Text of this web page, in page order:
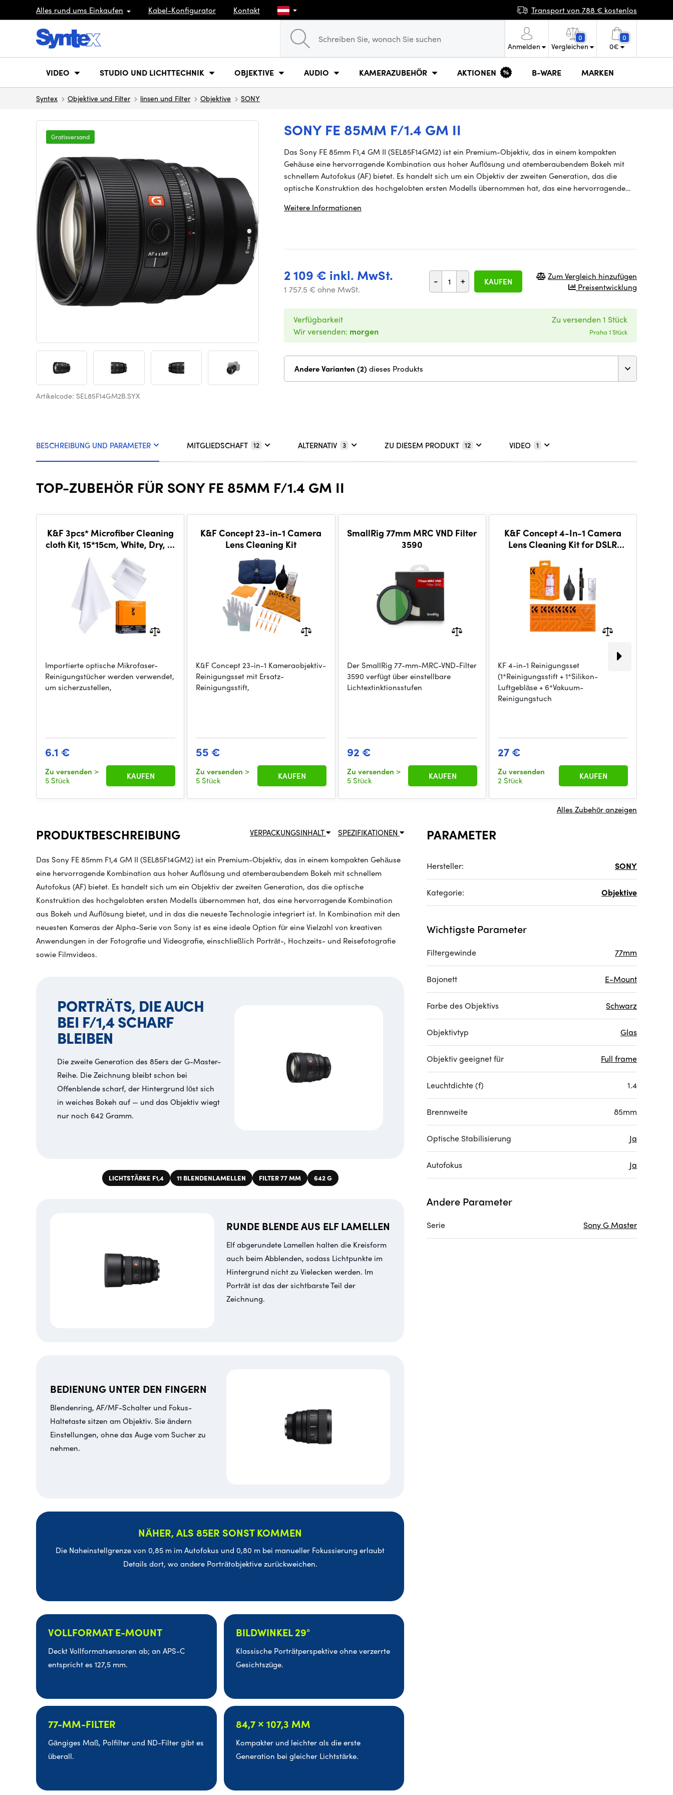
Alles rund ums Einkaufen Kabel-Konfigurator Kontakt Transport von 788 € kostenlos
Anmelden
0
Vergleichen
0
0€
VIDEO STUDIO UND LICHTTECHNIK OBJEKTIVE AUDIO KAMERAZUBEHÖR AKTIONEN B-WARE MARKEN
Syntex Objektive und Filter linsen und Filter Objektive SONY
SONY FE 85MM F/1.4 GM II
Gratisversand
Artikelcode: SEL85F14GM2B.SYX
Das Sony FE 85mm F1,4 GM II (SEL85F14GM2) ist ein Premium-Objektiv, das in einem kompakten
Gehäuse eine hervorragende Kombination aus hoher Auflösung und atemberaubendem Bokeh mit
schnellem Autofokus (AF) bietet. Es handelt sich um ein Objektiv der zweiten Generation, das die
optische Konstruktion des hochgelobten ersten Modells übernommen hat, das eine hervorragende…
Weitere Informationen
2 109 € inkl. MwSt.
1 757.5 € ohne MwSt.
- + KAUFEN
Zum Vergleich hinzufügen
Preisentwicklung
Verfügbarkeit
Wir versenden: morgen
Zu versenden 1 Stück
Praha 1 Stück
Andere Varianten (2) dieses Produkts
BESCHREIBUNG UND PARAMETER MITGLIEDSCHAFT 12 ALTERNATIV 3 ZU DIESEM PRODUKT 12 VIDEO 1
TOP-ZUBEHÖR FÜR SONY FE 85MM F/1.4 GM II
K&F 3pcs* Microfiber Cleaning
cloth Kit, 15*15cm, White, Dry, in
vacuum
Importierte optische Mikrofaser-
Reinigungstücher werden verwendet,
um sicherzustellen,
6.1 €
Zu versenden >
5 Stück
KAUFEN
K&F Concept 23-in-1 Camera
Lens Cleaning Kit
K&F Concept 23-in-1 Kameraobjektiv-
Reinigungsset mit Ersatz-
Reinigungsstift,
55 €
Zu versenden >
5 Stück
KAUFEN
SmallRig 77mm MRC VND Filter
3590
Der SmallRig 77-mm-MRC-VND-Filter
3590 verfügt über einstellbare
Lichtextinktionsstufen
92 €
Zu versenden >
5 Stück
KAUFEN
K&F Concept 4-In-1 Camera
Lens Cleaning Kit for DSLR
KF 4-in-1 Reinigungsset
(1*Reinigungsstift + 1*Silikon-
Luftgebläse + 6*Vakuum-
Reinigungstuch
27 €
Zu versenden
2 Stück
KAUFEN
Alles Zubehör anzeigen
SPEZIFIKATIONEN
VERPACKUNGSINHALT
PRODUKTBESCHREIBUNG
Das Sony FE 85mm F1,4 GM II (SEL85F14GM2) ist ein Premium-Objektiv, das in einem kompakten Gehäuse
eine hervorragende Kombination aus hoher Auflösung und atemberaubendem Bokeh mit schnellem
Autofokus (AF) bietet. Es handelt sich um ein Objektiv der zweiten Generation, das die optische
Konstruktion des hochgelobten ersten Modells übernommen hat, das eine hervorragende Kombination
aus Bokeh und Auflösung bietet, und in das die neueste Technologie integriert ist. In Kombination mit den
neuesten Kameras der Alpha-Serie von Sony ist es eine ideale Option für eine Vielzahl von kreativen
Anwendungen in der Fotografie und Videografie, einschließlich Porträt-, Hochzeits- und Reisefotografie
sowie Filmvideos.
PORTRÄTS, DIE AUCH
BEI F/1,4 SCHARF
BLEIBEN
Die zweite Generation des 85ers der G-Master-
Reihe. Die Zeichnung bleibt schon bei
Offenblende scharf, der Hintergrund löst sich
in weiches Bokeh auf — und das Objektiv wiegt
nur noch 642 Gramm.
LICHTSTÄRKE F1,4 11 BLENDENLAMELLEN FILTER 77 MM 642 G
RUNDE BLENDE AUS ELF LAMELLEN
Elf abgerundete Lamellen halten die Kreisform
auch beim Abblenden, sodass Lichtpunkte im
Hintergrund nicht zu Vielecken werden. Im
Porträt ist das der sichtbarste Teil der
Zeichnung.
BEDIENUNG UNTER DEN FINGERN
Blendenring, AF/MF-Schalter und Fokus-
Haltetaste sitzen am Objektiv. Sie ändern
Einstellungen, ohne das Auge vom Sucher zu
nehmen.
NÄHER, ALS 85ER SONST KOMMEN
Die Naheinstellgrenze von 0,85 m im Autofokus und 0,80 m bei manueller Fokussierung erlaubt
Details dort, wo andere Porträtobjektive zurückweichen.
VOLLFORMAT E-MOUNT
Deckt Vollformatsensoren ab; an APS-C
entspricht es 127,5 mm.
BILDWINKEL 29°
Klassische Porträtperspektive ohne verzerrte
Gesichtszüge.
77-MM-FILTER
Gängiges Maß, Polfilter und ND-Filter gibt es
überall.
84,7 × 107,3 MM
Kompakter und leichter als die erste
Generation bei gleicher Lichtstärke.
PARAMETER
Hersteller: SONY
Kategorie: Objektive
Wichtigste Parameter
Filtergewinde 77mm
Bajonett E-Mount
Farbe des Objektivs Schwarz
Objektivtyp Glas
Objektiv geeignet für Full frame
Leuchtdichte (f) 1.4
Brennweite 85mm
Optische Stabilisierung Ja
Autofokus Ja
Andere Parameter
Serie Sony G Master